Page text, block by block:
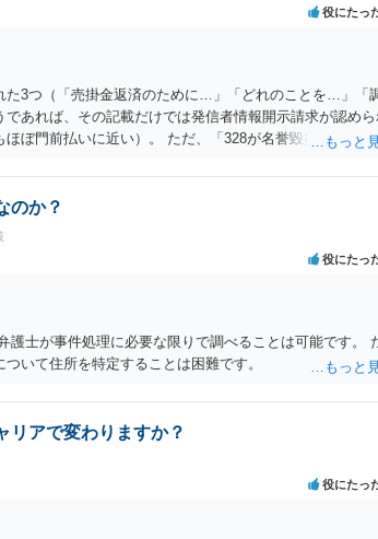
役にたっ
た3つ（「売掛金返済のために…」「どれのことを…」「
あれば、その記載だけでは発信者情報開示請求が認め
ぼ門前払いに近い）。 ただ、「328が名誉毀損、偽計業
度変わるかもしれません。公開の場で詳細を投稿する
談した方がよいでしょう。
のか？
役にたっ
護士が事件処理に必要な限りで調べることは可能です。
いて住所を特定することは困難です。
リアで変わりますか？
役にたっ